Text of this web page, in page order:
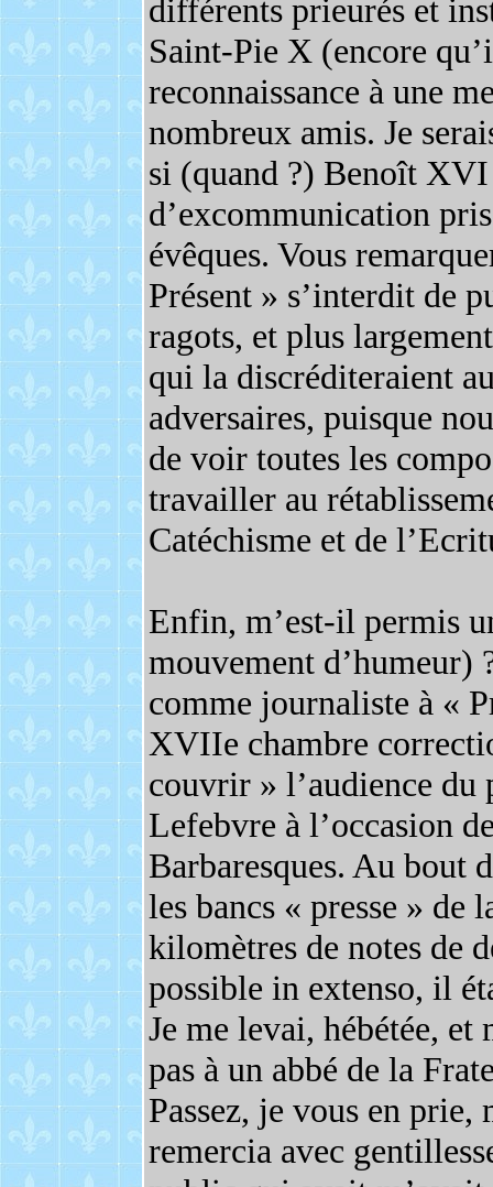
différents prieurés et
Saint-Pie X (encore
reconnaissance à une
nombreux amis. Je
si (quand ?) Benoît
d’excommunication
évêques. Vous
Présent » s’interdit de
ragots, et plus
qui la discréditeraient
adversaires, puisque
de voir toutes les
travailler au
Catéchisme et de
Enfin, m’est-il permis
mouvement d’humeur)
comme journaliste à «
XVIIe chambre
couvrir » l’audience du
Lefebvre à l’occasion
Barbaresques. Au bout
les bancs « presse » de
kilomètres de notes de
possible in extenso, il
Je me levai, hébétée, et
pas à un abbé de la
Passez, je vous en
remercia avec